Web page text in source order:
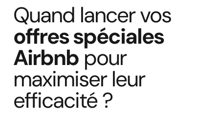
Quand lancer vos
offres spéciales
Airbnbpour
maximiser leur
efficacité ?